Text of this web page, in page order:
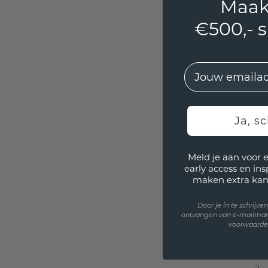
De
toen
€500,-
EMail
Ja,
Meld je aan voor
early access en
maken extra
Door je in te
ontvangen van e-